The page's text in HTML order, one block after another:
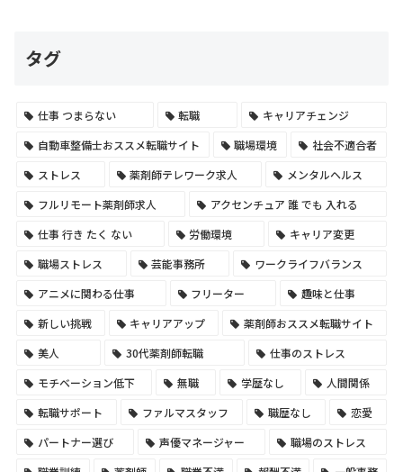
タグ
仕事 つまらない 転職
キャリアチェンジ
自動車整備士おススメ転職サイト
職場環境
社会不適合者
ストレス
薬剤師テレワーク求人
メンタルヘルス
フルリモート薬剤師求人
アクセンチュア 誰 でも 入れる
仕事 行き たく ない
労働環境
キャリア変更
職場ストレス
芸能事務所
ワークライフバランス
アニメに関わる仕事
フリーター
趣味と仕事
新しい挑戦
キャリアアップ
薬剤師おススメ転職サイト
美人
30代薬剤師転職
仕事のストレス
モチベーション低下
無職 学歴なし
人間関係
転職サポート
ファルマスタッフ 職歴なし
恋愛
パートナー選び
声優マネージャー
職場のストレス